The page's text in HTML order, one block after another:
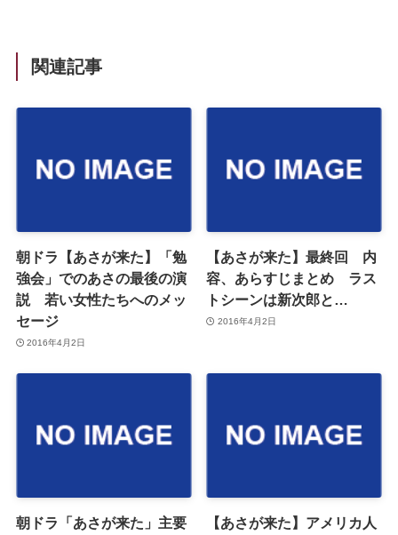
関連記事
朝ドラ【あさが来た】「勉
強会」でのあさの最後の演
説 若い女性たちへのメッ
セージ
2016年4月2日
【あさが来た】最終回 内
容、あらすじまとめ ラス
トシーンは新次郎と…
2016年4月2日
朝ドラ「あさが来た」主要 【あさが来た】アメリカ人